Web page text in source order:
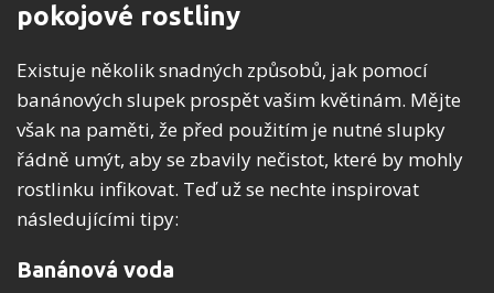
pokojové rostliny
Existuje několik snadných způsobů, jak pomocí
banánových slupek prospět vašim květinám. Mějte
však na paměti, že před použitím je nutné slupky
řádně umýt, aby se zbavily nečistot, které by mohly
rostlinku infikovat. Teď už se nechte inspirovat
následujícími tipy:
Banánová voda